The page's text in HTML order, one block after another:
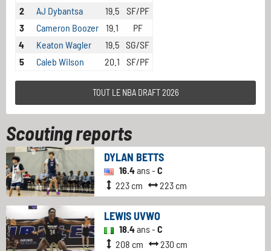
2
AJ Dybantsa 19.5
SF/PF
3
Cameron Boozer 19.1
PF
4
Keaton Wagler 19.5 SG/SF
5
Caleb Wilson 20.1 SF/PF
TOUT LE NBA DRAFT 2026
Scouting reports
DYLAN BETTS
16.4ans - C
223 cm
223 cm
LEWIS UVWO
18.4ans - C
208 cm
230 cm